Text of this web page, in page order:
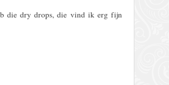
die dry drops, die vind ik erg fijn